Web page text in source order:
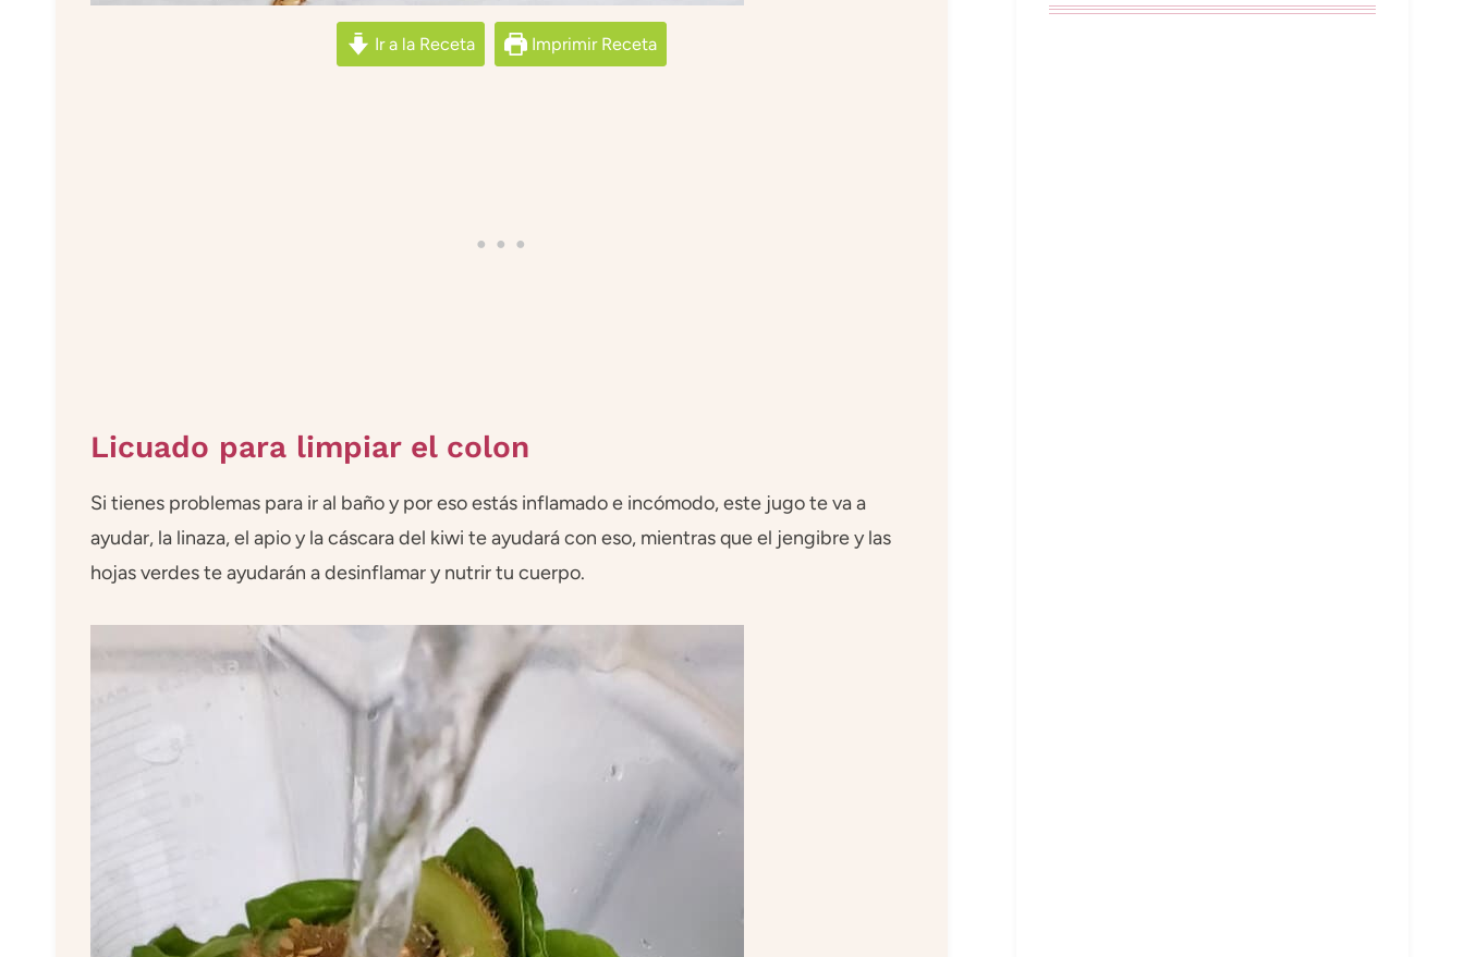
Ir a la Receta Imprimir Receta
Licuado para limpiar el colon
Si tienes problemas para ir al baño y por eso estás inflamado e incómodo, este jugo te va a
ayudar, la linaza, el apio y la cáscara del kiwi te ayudará con eso, mientras que el jengibre y las
hojas verdes te ayudarán a desinflamar y nutrir tu cuerpo.